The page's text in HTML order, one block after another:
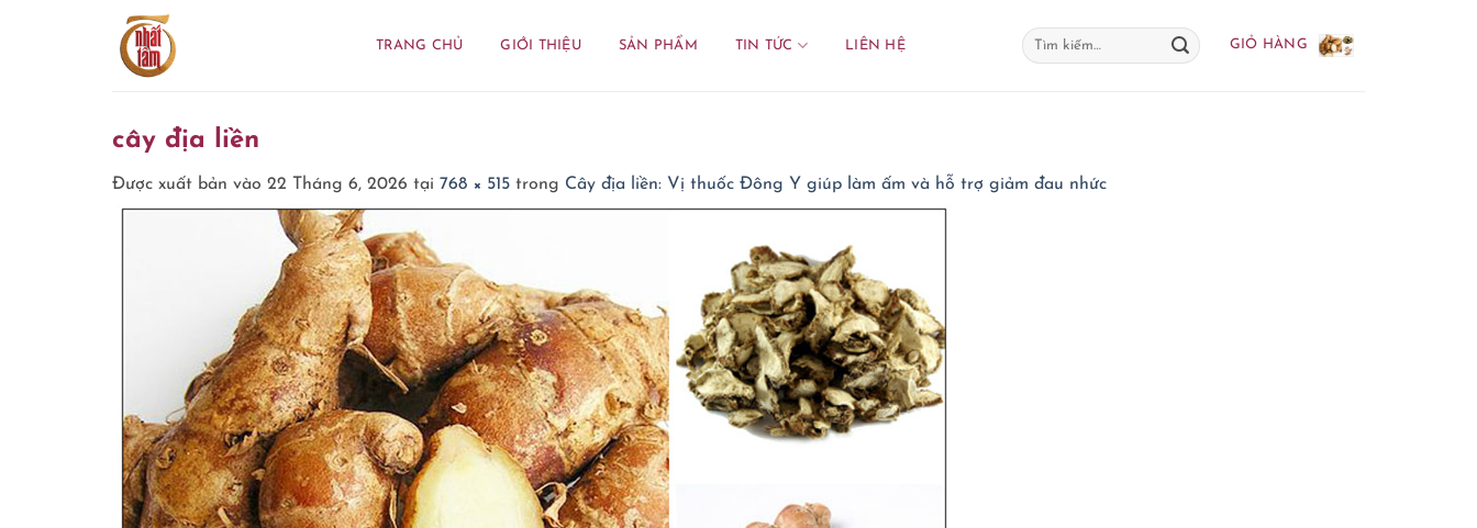
TRANG CHỦ GIỚI THIỆU SẢN PHẨM TIN TỨC LIÊN HỆ
Tìm
kiếm:
GIỎ HÀNG
cây địa liền
Được xuất bản vào 22 Tháng 6, 2026 tại 768 × 515 trong Cây địa liền: Vị thuốc Đông Y giúp làm ấm và hỗ trợ giảm đau nhức